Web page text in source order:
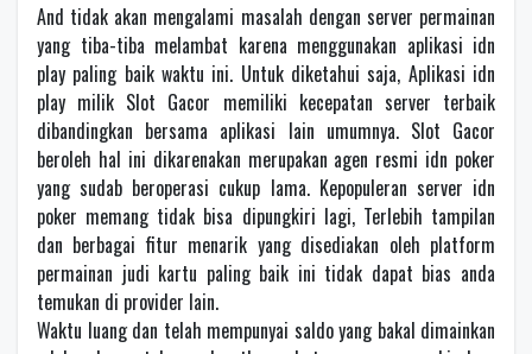
And tidak akan mengalami masalah dengan server permainan
yang tiba-tiba melambat karena menggunakan aplikasi idn
play paling baik waktu ini. Untuk diketahui saja, Aplikasi idn
play milik Slot Gacor memiliki kecepatan server terbaik
dibandingkan bersama aplikasi lain umumnya. Slot Gacor
beroleh hal ini dikarenakan merupakan agen resmi idn poker
yang sudab beroperasi cukup lama. Kepopuleran server idn
poker memang tidak bisa dipungkiri lagi, Terlebih tampilan
dan berbagai fitur menarik yang disediakan oleh platform
permainan judi kartu paling baik ini tidak dapat bias anda
temukan di provider lain.
Waktu luang dan telah mempunyai saldo yang bakal dimainkan